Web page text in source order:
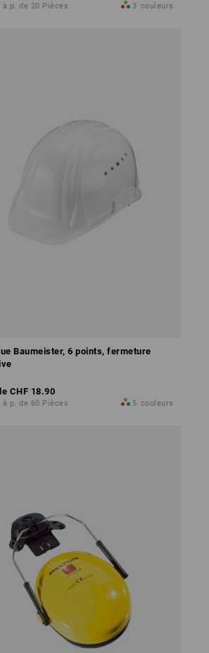
à p. de 20 Pièces 3 couleurs
Baumeister, 6 points, fermeture
CHF 18.90
à p. de 60 Pièces 5 couleurs